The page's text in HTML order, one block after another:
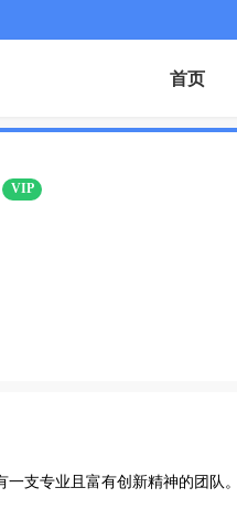
首页
VIP
支专业且富有创新精神的团队。